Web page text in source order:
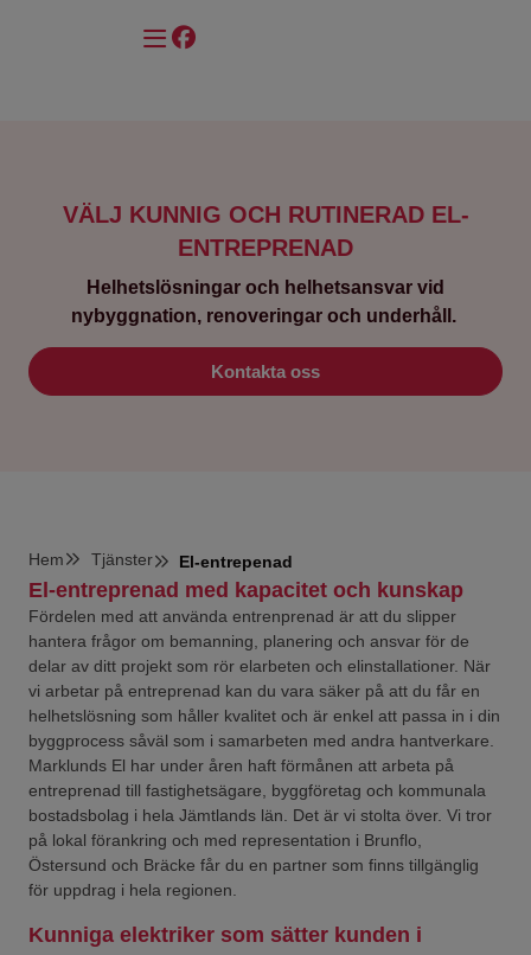
VÄLJ KUNNIG OCH RUTINERAD EL-
ENTREPRENAD
Helhetslösningar och helhetsansvar vid
nybyggnation, renoveringar och underhåll.
Kontakta oss
Hem Tjänster El-entrepenad
El-entreprenad med kapacitet och kunskap
Fördelen med att använda entrenprenad är att du slipper
hantera frågor om bemanning, planering och ansvar för de
delar av ditt projekt som rör elarbeten och elinstallationer. När
vi arbetar på entreprenad kan du vara säker på att du får en
helhetslösning som håller kvalitet och är enkel att passa in i din
byggprocess såväl som i samarbeten med andra hantverkare.
Marklunds El har under åren haft förmånen att arbeta på
entreprenad till fastighetsägare, byggföretag och kommunala
bostadsbolag i hela Jämtlands län. Det är vi stolta över. Vi tror
på lokal förankring och med representation i Brunflo,
Östersund och Bräcke får du en partner som finns tillgänglig
för uppdrag i hela regionen.
Kunniga elektriker som sätter kunden i